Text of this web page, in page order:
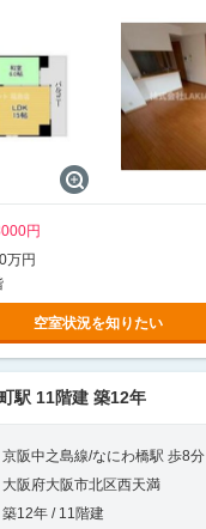
円
万円
空室状況を知りたい
駅 11階建 築12年
京阪中之島線/なにわ橋駅 歩8分
大阪府大阪市北区西天満
築12年 / 11階建